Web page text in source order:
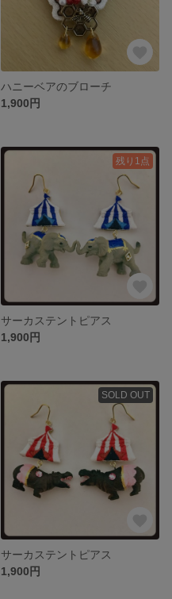
ハニーベアのブローチ
1,900円
残り1点
サーカステントピアス
1,900円
SOLD OUT
サーカステントピアス
1,900円